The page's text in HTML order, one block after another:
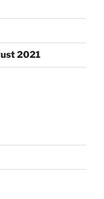
2021